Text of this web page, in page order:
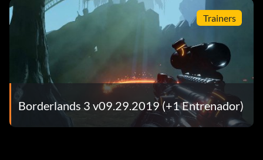
Trainers
Borderlands 3 v09.29.2019 (+1 Entrenador)